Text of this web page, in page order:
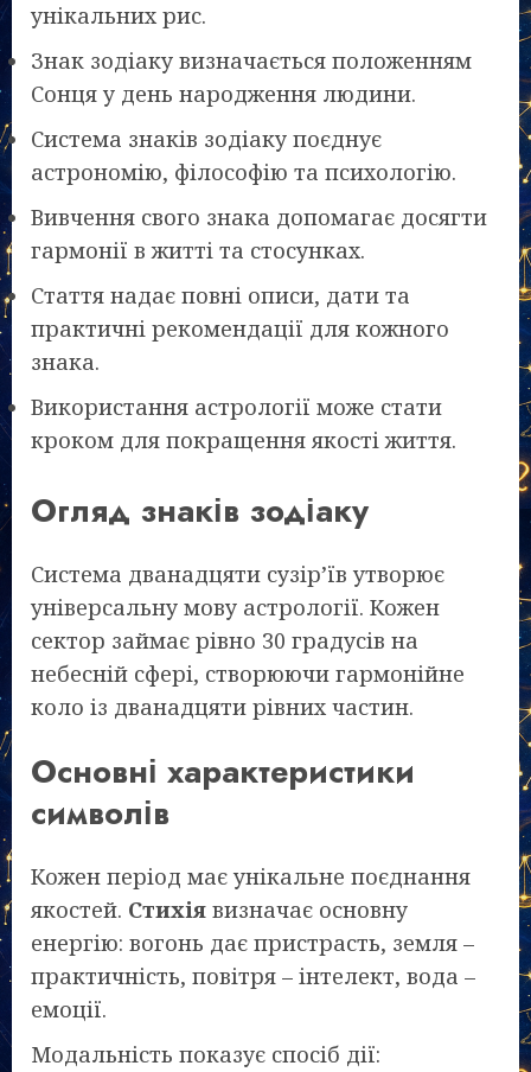
унікальних рис.
Знак зодіаку визначається положенням
Сонця у день народження людини.
Система знаків зодіаку поєднує
астрономію, філософію та психологію.
Вивчення свого знака допомагає досягти
гармонії в житті та стосунках.
Стаття надає повні описи, дати та
практичні рекомендації для кожного
знака.
Використання астрології може стати
кроком для покращення якості життя.
Огляд знаків зодіаку
Система дванадцяти сузір’їв утворює
універсальну мову астрології. Кожен
сектор займає рівно 30 градусів на
небесній сфері, створюючи гармонійне
коло із дванадцяти рівних частин.
Основні характеристики
символів
Кожен період має унікальне поєднання
якостей. Стихія визначає основну
енергію: вогонь дає пристрасть, земля –
практичність, повітря – інтелект, вода –
емоції.
Модальність показує спосіб дії: